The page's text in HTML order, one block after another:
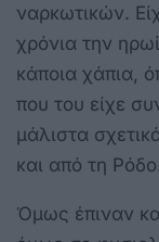
ναρκωτικών.
χρόνια την
κάποια χάπια,
που του είχε
μάλιστα
και από τη Ρόδο.
Όμως έπιναν